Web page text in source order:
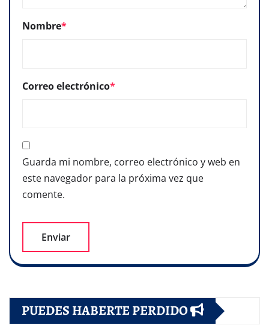
Nombre*
Correo electrónico*
Guarda mi nombre, correo electrónico y web en
este navegador para la próxima vez que
comente.
PUEDES HABERTE PERDIDO